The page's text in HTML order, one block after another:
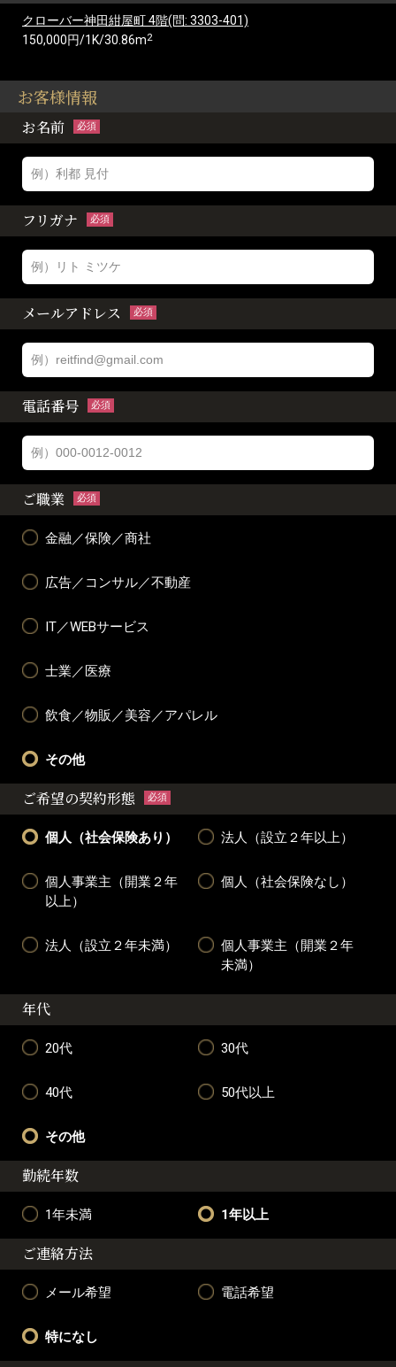
クローバー神田紺屋町 4階(問: 3303-401)
150,000円/1K/30.86m2
お客様情報
お名前 必須
フリガナ 必須
メールアドレス 必須
電話番号 必須
ご職業 必須
金融／保険／商社
広告／コンサル／不動産
IT／WEBサービス
士業／医療
飲食／物販／美容／アパレル
その他
ご希望の契約形態 必須
個人（社会保険あり） 法人（設立２年以上）
個人事業主（開業２年
以上）
個人（社会保険なし）
法人（設立２年未満）
個人事業主（開業２年
未満）
年代
20代 30代
40代 50代以上
その他
勤続年数
1年未満 1年以上
ご連絡方法
メール希望 電話希望
特になし